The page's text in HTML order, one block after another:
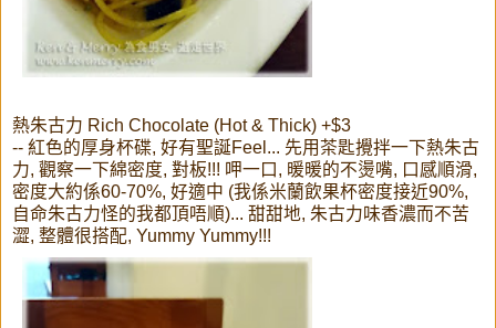
熱朱古力 Rich Chocolate (Hot & Thick) +$3
-- 紅色的厚身杯碟, 好有聖誕Feel... 先用茶匙攪拌一下熱朱古
力, 觀察一下綿密度, 對板!!! 呷一口, 暖暖的不燙嘴, 口感順滑,
密度大約係60-70%, 好適中 (我係米蘭飲果杯密度接近90%,
自命朱古力怪的我都頂唔順)... 甜甜地, 朱古力味香濃而不苦
澀, 整體很搭配, Yummy Yummy!!!